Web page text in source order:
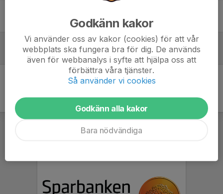
24 feb 2025
Boll & lek
25 jul 2024
Godkänn kakor
Vi använder oss av kakor (cookies) för att vår
webbplats ska fungera bra för dig. De används
även för webbanalys i syfte att hjälpa oss att
förbättra våra tjänster.
Så använder vi cookies
Godkänn alla kakor
Bara nödvändiga